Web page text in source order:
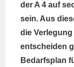
der A 4 auf
sein. Aus
die
entscheiden
Bedarfsplan